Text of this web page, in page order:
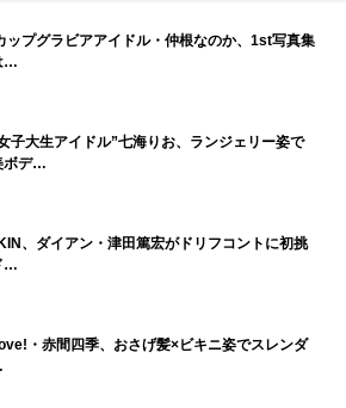
ップグラビアアイドル・仲根なのか、1st写真集
…
子大生アイドル”七海りお、ランジェリー姿で
ボデ…
、ダイアン・津田篤宏がドリフコントに初挑
…
・赤間四季、おさげ髪×ビキニ姿でスレンダ